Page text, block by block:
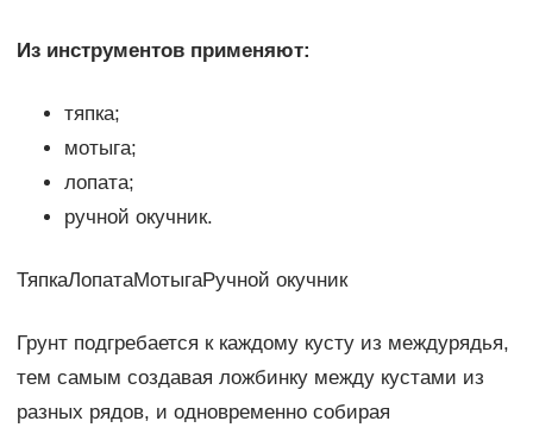
Из инструментов применяют:
тяпка;
мотыга;
лопата;
ручной окучник.
ТяпкаЛопатаМотыгаРучной окучник
Грунт подгребается к каждому кусту из междурядья,
тем самым создавая ложбинку между кустами из
разных рядов, и одновременно собирая